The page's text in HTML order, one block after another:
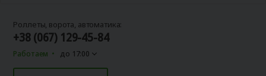
Роллеты, ворота, автоматика:
+38 (067) 129-45-84
Работаем до 17:00